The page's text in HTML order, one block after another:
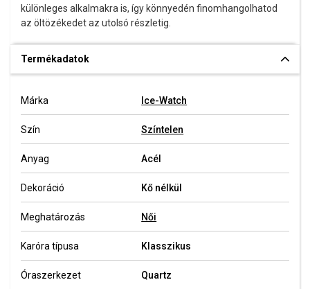
különleges alkalmakra is, így könnyedén finomhangolhatod
az öltözékedet az utolsó részletig.
Termékadatok
Márka Ice-Watch
Szín Színtelen
Anyag Acél
Dekoráció Kő nélkül
Meghatározás Női
Karóra típusa Klasszikus
Óraszerkezet Quartz